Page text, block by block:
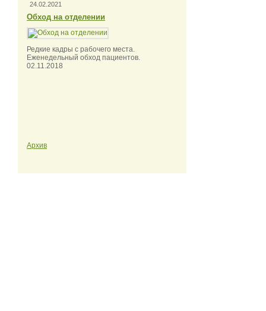
24.02.2021
Обход на отделении
Редкие кадры с рабочего места.
Еженедельный обход пациентов.
02.11.2018
Архив